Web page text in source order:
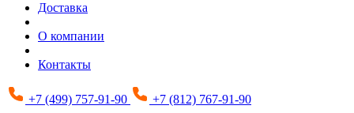
Доставка
О компании
Контакты
+7 (499) 757-91-90 +7 (812) 767-91-90